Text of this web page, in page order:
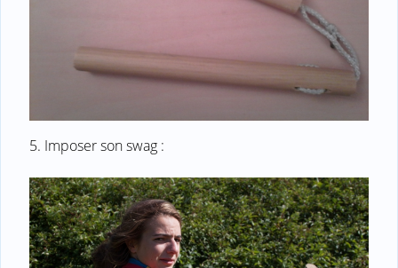
5. Imposer son swag :